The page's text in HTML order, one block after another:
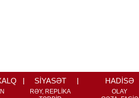
SİYASƏT
RƏY, REPLİKA
HADİSƏ
OLAY